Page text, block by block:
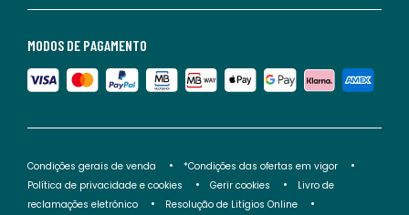
MODOS DE PAGAMENTO
Condições gerais de venda
*Condições das ofertas em vigor
Política de privacidade e cookies
Gerir cookies
Livro de
reclamações eletrónico
Resolução de Litígios Online